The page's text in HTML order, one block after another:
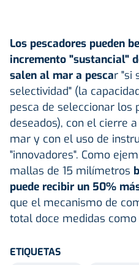
Los pescadores pueden
incremento "sustancial"
salen al mar a pescar "si
selectividad" (la
pesca de seleccionar los
deseados), con el cierre
mar y con el uso de
"innovadores". Como
mallas de 15 milímetros
puede recibir un 50%
que el mecanismo de
total doce medidas como
ETIQUETAS